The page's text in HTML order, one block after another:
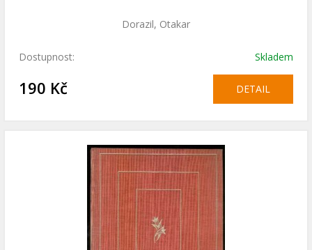
Dorazil, Otakar
Dostupnost: Skladem
190 Kč DETAIL